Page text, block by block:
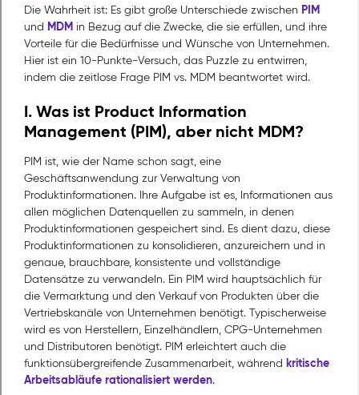
Die Wahrheit ist: Es gibt große Unterschiede zwischen PIM
und MDM in Bezug auf die Zwecke, die sie erfüllen, und ihre
Vorteile für die Bedürfnisse und Wünsche von Unternehmen.
Hier ist ein 10-Punkte-Versuch, das Puzzle zu entwirren,
indem die zeitlose Frage PIM vs. MDM beantwortet wird.
I. Was ist Product Information
Management (PIM), aber nicht MDM?
PIM ist, wie der Name schon sagt, eine
Geschäftsanwendung zur Verwaltung von
Produktinformationen. Ihre Aufgabe ist es, Informationen aus
allen möglichen Datenquellen zu sammeln, in denen
Produktinformationen gespeichert sind. Es dient dazu, diese
Produktinformationen zu konsolidieren, anzureichern und in
genaue, brauchbare, konsistente und vollständige
Datensätze zu verwandeln. Ein PIM wird hauptsächlich für
die Vermarktung und den Verkauf von Produkten über die
Vertriebskanäle von Unternehmen benötigt. Typischerweise
wird es von Herstellern, Einzelhändlern, CPG-Unternehmen
und Distributoren benötigt. PIM erleichtert auch die
funktionsübergreifende Zusammenarbeit, während kritische
Arbeitsabläufe rationalisiert werden.